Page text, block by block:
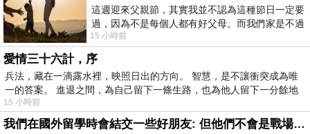
這週迎來父親節，其實我並不認為這種節日一定要
過，因為不是每個人都有好父母。而我們家是不過
節的，平時也沒什麼儀式感，生活趨近冷
15 小時前
愛情三十六計，序
兵法，藏在一滴露水裡，映照日出的方向。 智慧，是不讓衝突成為唯
一的答案。 進退之間，為自己留下一條生路，也為他人留下一分餘地
15 小時前
我們在國外留學時會結交一些好朋友: 但他們不會是戰場上的朋友